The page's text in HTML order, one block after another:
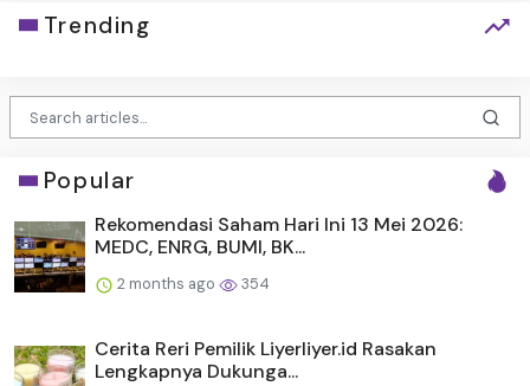
Trending
Popular
Rekomendasi Saham Hari Ini 13 Mei 2026:
MEDC, ENRG, BUMI, BK...
2 months ago 354
Cerita Reri Pemilik Liyerliyer.id Rasakan
Lengkapnya Dukunga...